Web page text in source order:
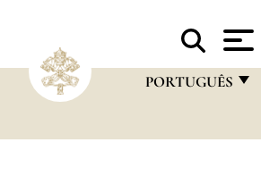
PORTUGUÊS